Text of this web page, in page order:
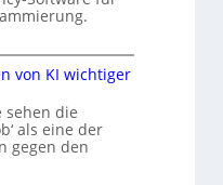
von KI wichtiger
sehen die
als eine der
gegen den